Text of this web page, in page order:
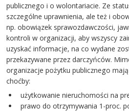
publicznego i o wolontariacie. Ze
szczególne uprawnienia, ale też i
np. obowiązek sprawozdawczości,
kontroli w organizacji, aby wszyscy
uzyskać informacje, na co wydane
przekazywane przez darczyńców.
organizacje pożytku publicznego
choćby:
użytkowanie nieruchomości na
prawo do otrzymywania 1-proc.